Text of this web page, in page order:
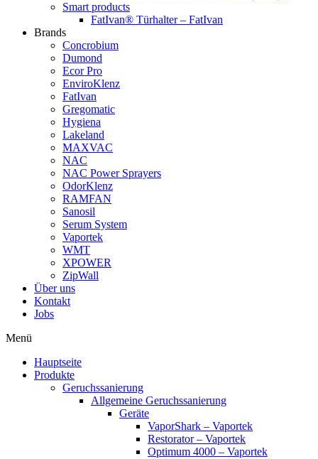
Smart products
FatIvan® Türhalter – FatIvan
Brands
Concrobium
Dumond
Ecor Pro
EnviroKlenz
FatIvan
Gregomatic
Hygiena
Lakeland
MAXVAC
NAC
NAC Power Sprayers
OdorKlenz
RAMFAN
Sanosil
Serum System
Vaportek
WMT
XPOWER
ZipWall
Über uns
Kontakt
Jobs
Menü
Hauptseite
Produkte
Geruchssanierung
Allgemeine Geruchssanierung
Geräte
VaporShark – Vaportek
Restorator – Vaportek
Optimum 4000 – Vaportek